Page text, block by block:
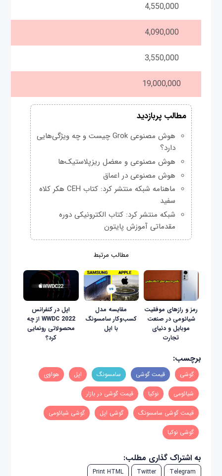
4,550,000
4,090,000
3,550,000
19,000,000
مطالب پربازدید
هوش مصنوعی Grok چیست و چه ویژگی‌هایی
دارد؟
هوش مصنوعی و معضل ریزپلاستیک‌ها
هوش مصنوعی در اعماق
ماهنامه شبکه منتشر کرد: کتاب CEH هکر کلاه
سفید
شبکه منتشر کرد: کتاب الکترونیکی دوره
مقدماتی آموزش پایتون
مطالب مرتبط
رمز و رازهای موفقیت
شیائومی در صنعت
موبایل و دنیای
تجارت
مقایسه مدل
کسب‌و‌کار سامسونگ
با اپل
اپل در کنفرانس
WWDC 2022 از چه
محصولاتی رونمایی
کرد؟
برچسب:
گوشی قیمت گوشی سامسونگ اپل هواوی
شیائومی نوکیا قیمت گوشی در بازار
قیمت گوشی سامسونگ گوشی اپل گوشی شیائومی
گوشی نوکیا
به اشتراک گذاری مطلب:
Telegram
Twitter
Print HTML